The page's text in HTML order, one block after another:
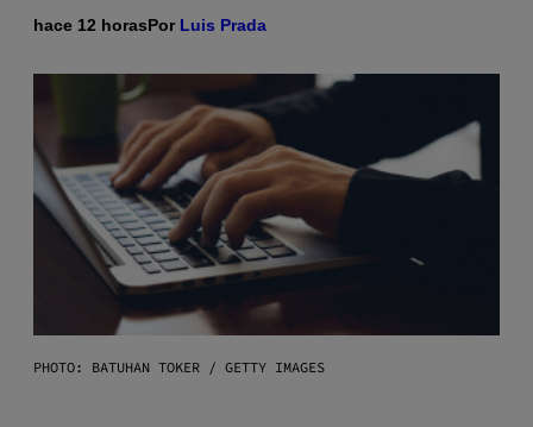
hace 12 horasPor Luis Prada
PHOTO: BATUHAN TOKER / GETTY IMAGES